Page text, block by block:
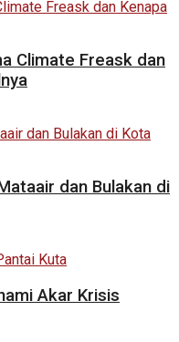
Climate Freask dan
dan Bulakan di
Akar Krisis